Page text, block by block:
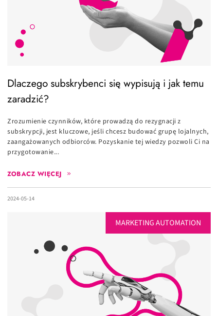
Dlaczego subskrybenci się wypisują i jak temu
zaradzić?
Zrozumienie czynników, które prowadzą do rezygnacji z
subskrypcji, jest kluczowe, jeśli chcesz budować grupę lojalnych,
zaangażowanych odbiorców. Pozyskanie tej wiedzy pozwoli Ci na
przygotowanie...
ZOBACZ WIĘCEJ
2024-05-14
MARKETING AUTOMATION